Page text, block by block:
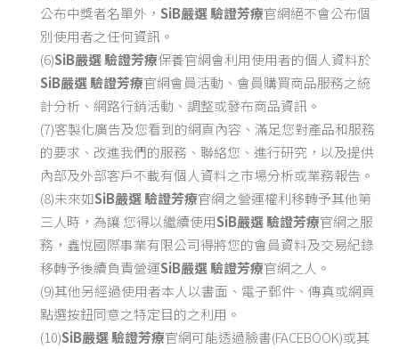
公布中獎者名單外， SiB嚴選 驗證芳療官網絕不會公布個
別使用者之任何資訊。
(6)SiB嚴選 驗證芳療保養官網會利用使用者的個人資料於
SiB嚴選 驗證芳療官網會員活動、會員購買商品服務之統
計分析、網路行銷活動、調整或發布商品資訊。
(7)客製化廣告及您看到的網頁內容、滿足您對產品和服務
的要求、改進我們的服務、聯絡您、進行研究，以及提供
內部及外部客戶不載有個人資料之市場分析或業務報告。
(8)未來如SiB嚴選 驗證芳療官網之營運權利移轉予其他第
三人時，為讓 您得以繼續使用SiB嚴選 驗證芳療官網之服
務，鑫悅國際事業有限公司得將您的會員資料及交易紀錄
移轉予後續負責營運SiB嚴選 驗證芳療官網之人。
(9)其他另經過使用者本人以書面、電子郵件、傳真或網頁
點選按鈕同意之特定目的之利用。
(10)SiB嚴選 驗證芳療官網可能透過臉書(FACEBOOK)或其